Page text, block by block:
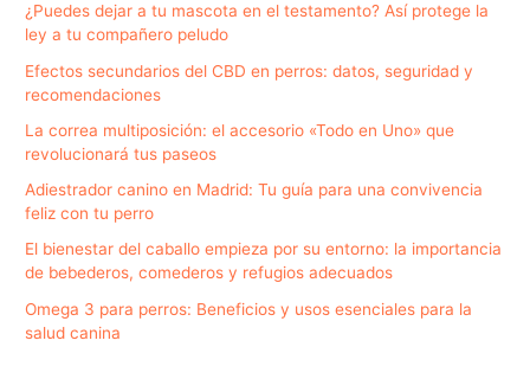
¿Puedes dejar a tu mascota en el testamento? Así protege la
ley a tu compañero peludo
Efectos secundarios del CBD en perros: datos, seguridad y
recomendaciones
La correa multiposición: el accesorio «Todo en Uno» que
revolucionará tus paseos
Adiestrador canino en Madrid: Tu guía para una convivencia
feliz con tu perro
El bienestar del caballo empieza por su entorno: la importancia
de bebederos, comederos y refugios adecuados
Omega 3 para perros: Beneficios y usos esenciales para la
salud canina